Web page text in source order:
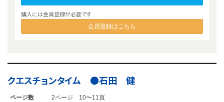
購入には会員登録が必要です
会員登録はこちら
クエスチョンタイム ●石田 健
ページ数
2ページ 10〜11頁